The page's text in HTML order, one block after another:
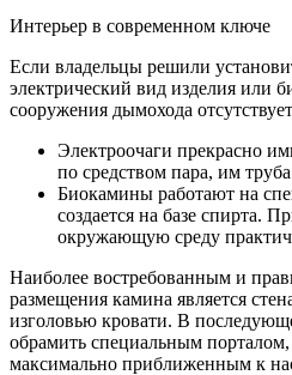
Интерьер в современном ключе
Если владельцы решили
электрический вид изделия или
сооружения дымохода
Электроочаги прекрасно
по средством пара, им
Биокамины работают на
создается на базе спирта.
окружающую среду
Наиболее востребованным и
размещения камина является
изголовью кровати. В
обрамить специальным порталом,
максимально приближенным к